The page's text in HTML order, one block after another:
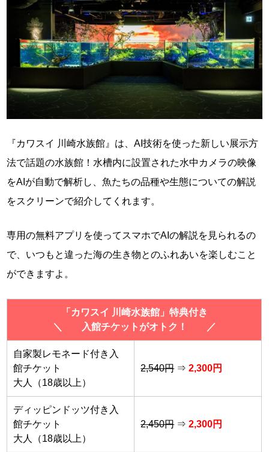
『カワスイ 川崎水族館』は、AI技術を使った新しい展示方
法で話題の水族館！水槽内に設置された水中カメラの映像
をAIが自動で解析し、魚たちの品種や生態についての解説
をスクリーンで紹介してくれます。
専用の無料アプリを使ってスマホでAIの解説を見られるの
で、いつもと違った海の生き物とのふれあいを楽しむこと
ができますよ。
「カワスイ 川崎水族館」特典付き
＼ 入館チケットがオトク！ ／
自家製レモネード付き入
館チケット
大人（18歳以上）
2,540円⇒2,300円
ディッピンドッツ付き入
館チケット
大人（18歳以上）
2,450円⇒ 2,300円